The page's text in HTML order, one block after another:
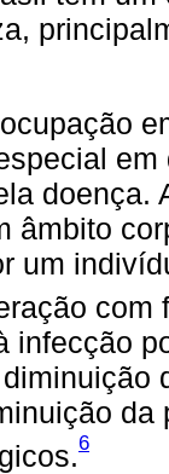
doença.
âmbito
um
com
infecção
6